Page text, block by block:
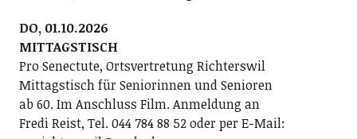
DO, 01.10.2026
MITTAGSTISCH
Pro Senectute, Ortsvertretung Richterswil
Mittagstisch für Seniorinnen und Senioren
ab 60. Im Anschluss Film. Anmeldung an
Fredi Reist, Tel. 044 784 88 52 oder per E-Mail: